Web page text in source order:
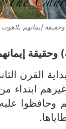
وحقيقة إيمانهم
وحقيقة
الذي